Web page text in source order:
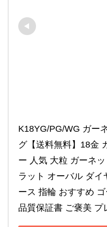
K18YG/PG/WG ガー
グ【送料無料】18金
ー 人気 大粒 ガーネ
ラット オーバル ダイ
ース 指輪 おすすめ
品質保証書 ご褒美 プ